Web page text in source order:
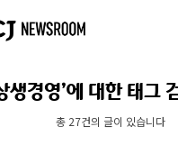
생경영’에 대한 태그
총 27건의 글이 있습니다